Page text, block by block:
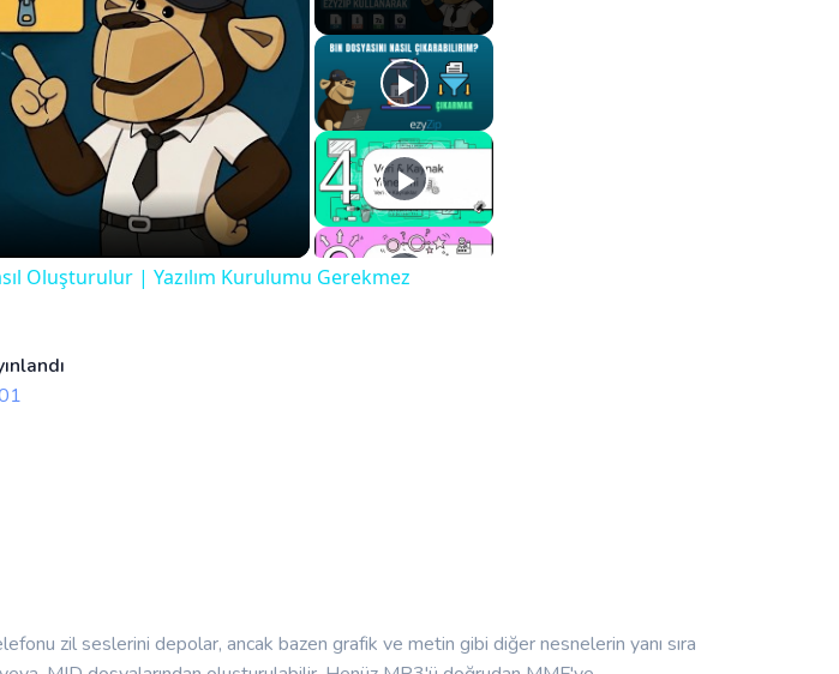
Oluşturulur | Yazılım Kurulumu Gerekmez
zil seslerini depolar, ancak bazen grafik ve metin gibi diğer nesnelerin yanı sıra